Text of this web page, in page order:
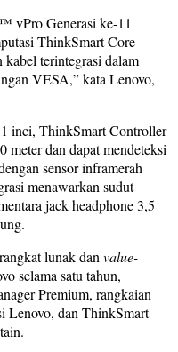
vPro Generasi ke-11
ThinkSmart Core
kabel terintegrasi dalam
VESA,” kata Lenovo,
inci, ThinkSmart Controller
dan dapat mendeteksi
sensor inframerah
menawarkan sudut
jack headphone 3,5
lunak dan value-
selama satu tahun,
Premium, rangkaian
Lenovo, dan ThinkSmart